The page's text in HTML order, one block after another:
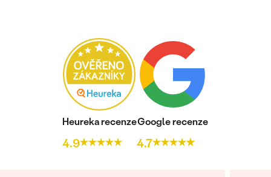
Heureka recenze
4.9
Google recenze
4.7